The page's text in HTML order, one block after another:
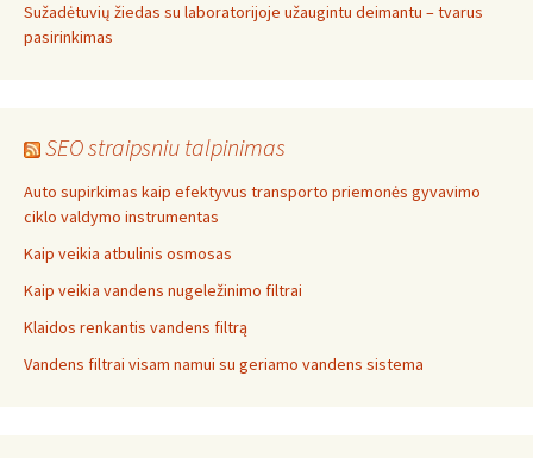
Sužadėtuvių žiedas su laboratorijoje užaugintu deimantu – tvarus
pasirinkimas
SEO straipsniu talpinimas
Auto supirkimas kaip efektyvus transporto priemonės gyvavimo
ciklo valdymo instrumentas
Kaip veikia atbulinis osmosas
Kaip veikia vandens nugeležinimo filtrai
Klaidos renkantis vandens filtrą
Vandens filtrai visam namui su geriamo vandens sistema